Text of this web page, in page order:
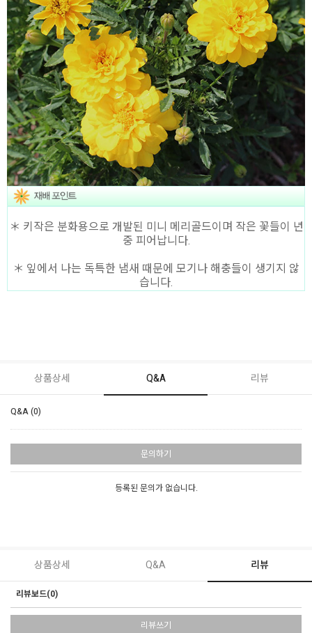
＊ 키작은 분화용으로 개발된 미니 메리골드이며 작은 꽃들이 년
중 피어납니다.
＊ 잎에서 나는 독특한 냄새 때문에 모기나 해충들이 생기지 않
습니다.
상품상세 Q&A 리뷰
Q&A (0)
문의하기
등록된 문의가 없습니다.
상품상세 Q&A 리뷰
리뷰보드(0)
리뷰쓰기